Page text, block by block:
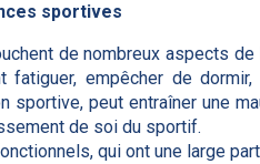
sportives
de nombreux aspects
empêcher de
sportive, peut entraîner une
de soi du sportif.
qui ont une large